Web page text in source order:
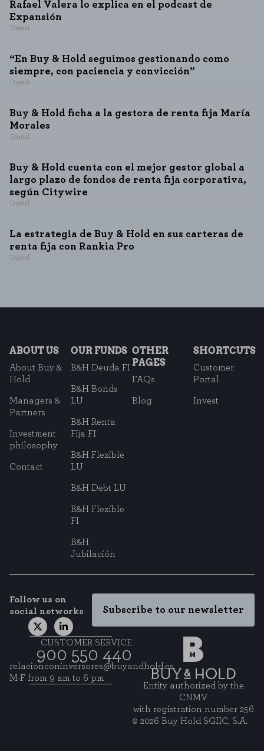
Rafael Valera lo explica en el podcast de
Expansión
Digital
“En Buy & Hold seguimos gestionando como
siempre, con paciencia y convicción”
Digital
Buy & Hold ficha a la gestora de renta fija María
Morales
Digital
Buy & Hold cuenta con el mejor gestor global a
largo plazo de fondos de renta fija corporativa,
según Citywire
Digital
La estrategia de Buy & Hold en sus carteras de
renta fija con Rankia Pro
Digital
ABOUT US
About Buy &
Hold
Managers &
Partners
Investment
philosophy
Contact
OUR FUNDS
B&H Deuda FI
B&H Bonds
LU
B&H Renta
Fija FI
B&H Flexible
LU
B&H Debt LU
B&H Flexible
FI
B&H
Jubilación
OTHER
PAGES
FAQs
Blog
SHORTCUTS
Customer
Portal
Invest
Follow us on
social networks
Subscribe to our newsletter
CUSTOMER SERVICE
900 550 440
relacionconinversores@buyandhold.es
M-F from 9 am to 6 pm
Entity authorized by the
CNMV
with registration number 256
© 2026 Buy Hold SGIIC, S.A.